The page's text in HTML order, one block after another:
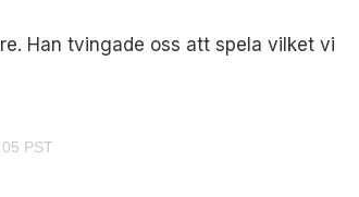
Han tvingade oss att spela vilket vi
PST